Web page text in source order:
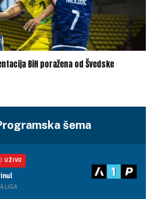
BiH poražena od Švedske
šema